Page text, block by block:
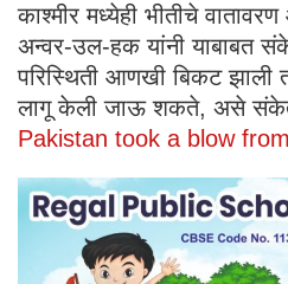
काश्मीर मध्येही भीतीचे
अन्वर-उल-हक यांनी याबाबत
परिस्थिती आणखी बिकट झाली
लागू केली जाऊ शकते, असे
Pakistan took a blow